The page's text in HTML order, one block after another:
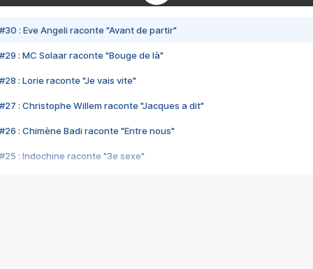
#30 : Eve Angeli raconte "Avant de partir"
#29 : MC Solaar raconte "Bouge de là"
#28 : Lorie raconte "Je vais vite"
#27 : Christophe Willem raconte "Jacques a dit"
#26 : Chimène Badi raconte "Entre nous"
#25 : Indochine raconte "3e sexe"